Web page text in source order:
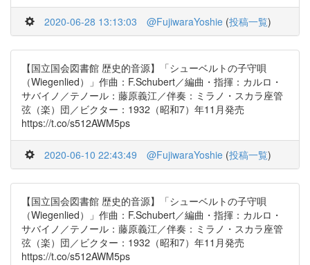
2020-06-28 13:13:03 @FujiwaraYoshie (投稿一覧)
【国立国会図書館 歴史的音源】「シューベルトの子守唄
（Wiegenlied）」作曲：F.Schubert／編曲・指揮：カルロ・
サバイノ／テノール：藤原義江／伴奏：ミラノ・スカラ座管
弦（楽）団／ビクター：1932（昭和7）年11月発売
https://t.co/s512AWM5ps
2020-06-10 22:43:49 @FujiwaraYoshie (投稿一覧)
【国立国会図書館 歴史的音源】「シューベルトの子守唄
（Wiegenlied）」作曲：F.Schubert／編曲・指揮：カルロ・
サバイノ／テノール：藤原義江／伴奏：ミラノ・スカラ座管
弦（楽）団／ビクター：1932（昭和7）年11月発売
https://t.co/s512AWM5ps